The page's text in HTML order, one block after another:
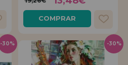
COMPRAR
-30% -30%